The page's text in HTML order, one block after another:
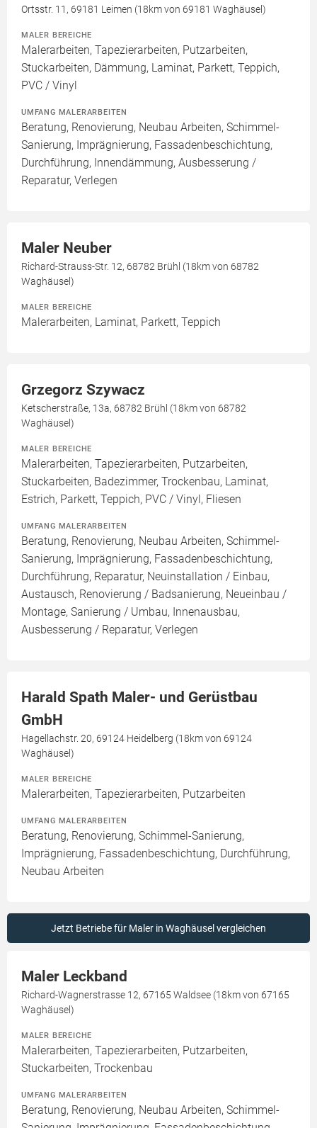
Ortsstr. 11, 69181 Leimen (18km von 69181 Waghäusel)
MALER BEREICHE
Malerarbeiten, Tapezierarbeiten, Putzarbeiten,
Stuckarbeiten, Dämmung, Laminat, Parkett, Teppich,
PVC / Vinyl
UMFANG MALERARBEITEN
Beratung, Renovierung, Neubau Arbeiten, Schimmel-
Sanierung, Imprägnierung, Fassadenbeschichtung,
Durchführung, Innendämmung, Ausbesserung /
Reparatur, Verlegen
Maler Neuber
Richard-Strauss-Str. 12, 68782 Brühl (18km von 68782
Waghäusel)
MALER BEREICHE
Malerarbeiten, Laminat, Parkett, Teppich
Grzegorz Szywacz
Ketscherstraße, 13a, 68782 Brühl (18km von 68782
Waghäusel)
MALER BEREICHE
Malerarbeiten, Tapezierarbeiten, Putzarbeiten,
Stuckarbeiten, Badezimmer, Trockenbau, Laminat,
Estrich, Parkett, Teppich, PVC / Vinyl, Fliesen
UMFANG MALERARBEITEN
Beratung, Renovierung, Neubau Arbeiten, Schimmel-
Sanierung, Imprägnierung, Fassadenbeschichtung,
Durchführung, Reparatur, Neuinstallation / Einbau,
Austausch, Renovierung / Badsanierung, Neueinbau /
Montage, Sanierung / Umbau, Innenausbau,
Ausbesserung / Reparatur, Verlegen
Harald Spath Maler- und Gerüstbau
GmbH
Hagellachstr. 20, 69124 Heidelberg (18km von 69124
Waghäusel)
MALER BEREICHE
Malerarbeiten, Tapezierarbeiten, Putzarbeiten
UMFANG MALERARBEITEN
Beratung, Renovierung, Schimmel-Sanierung,
Imprägnierung, Fassadenbeschichtung, Durchführung,
Neubau Arbeiten
Jetzt Betriebe für Maler in Waghäusel vergleichen
Maler Leckband
Richard-Wagnerstrasse 12, 67165 Waldsee (18km von 67165
Waghäusel)
MALER BEREICHE
Malerarbeiten, Tapezierarbeiten, Putzarbeiten,
Stuckarbeiten, Trockenbau
UMFANG MALERARBEITEN
Beratung, Renovierung, Neubau Arbeiten, Schimmel-